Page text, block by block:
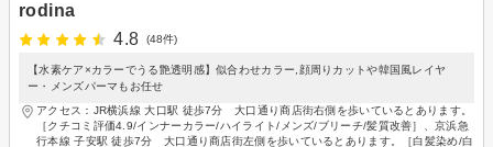
rodina
4.8
(48件)
【水素ケア×カラーでうる艶透明感】似合わせカラー,顔周りカットや韓国風レイヤ
ー・メンズパーマもお任せ
アクセス：JR横浜線 大口駅 徒歩7分 大口通り商店街右側を歩いているとあります。
［クチコミ評価4.9/インナーカラー/ハイライト/メンズ/ブリーチ/髪質改善］、京浜急
行本線 子安駅 徒歩7分 大口通り商店街左側を歩いているとあります。［白髪染め/白